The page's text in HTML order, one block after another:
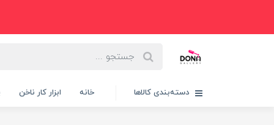
دسته‌بندی کالاها خانه ابزار کار ناخن